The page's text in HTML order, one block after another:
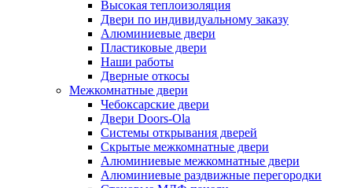
Высокая теплоизоляция
Двери по индивидуальному заказу
Алюминиевые двери
Пластиковые двери
Наши работы
Дверные откосы
Межкомнатные двери
Чебоксарские двери
Двери Doors-Ola
Системы открывания дверей
Скрытые межкомнатные двери
Алюминиевые межкомнатные двери
Алюминиевые раздвижные перегородки